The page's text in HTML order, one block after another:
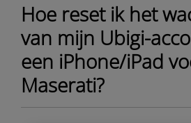
Hoe reset ik het
van mijn Ubigi-
een iPhone/iPad
Maserati?